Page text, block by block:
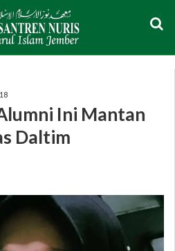
Ini Mantan
Daltim